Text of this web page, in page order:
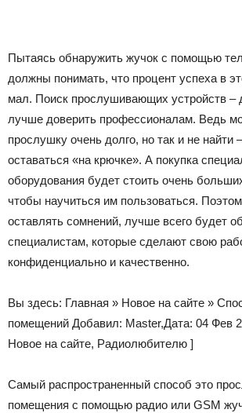
Пытаясь обнаружить жучок с помощью
должны понимать, что процент успеха в
мал. Поиск прослушивающих устройств –
лучше доверить профессионалам. Ведь
прослушку очень долго, но так и не найти
оставаться «на крючке». А покупка
оборудования будет стоить очень
чтобы научиться им пользоваться.
оставлять сомнений, лучше всего будет
специалистам, которые сделают свою
конфиденциально и качественно.
Вы здесь: Главная » Новое на сайте »
помещений Добавил: Master,Дата: 04 Фев
Новое на сайте, Радиолюбителю ]
Самый распространенный способ это
помещения с помощью радио или GSM